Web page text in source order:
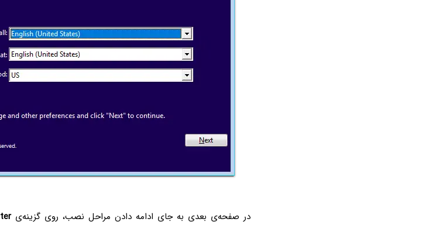
در صفحه‌ی بعدی به جای ادامه دادن مراحل نصب، روی گزینه‌ی